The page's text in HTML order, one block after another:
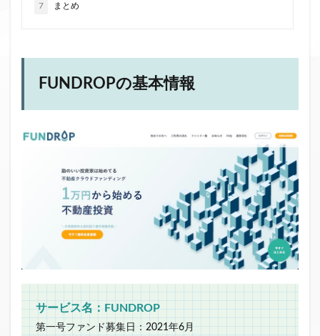
7 まとめ
FUNDROPの基本情報
サービス名：FUNDROP
第一号ファンド募集日：2021年6月